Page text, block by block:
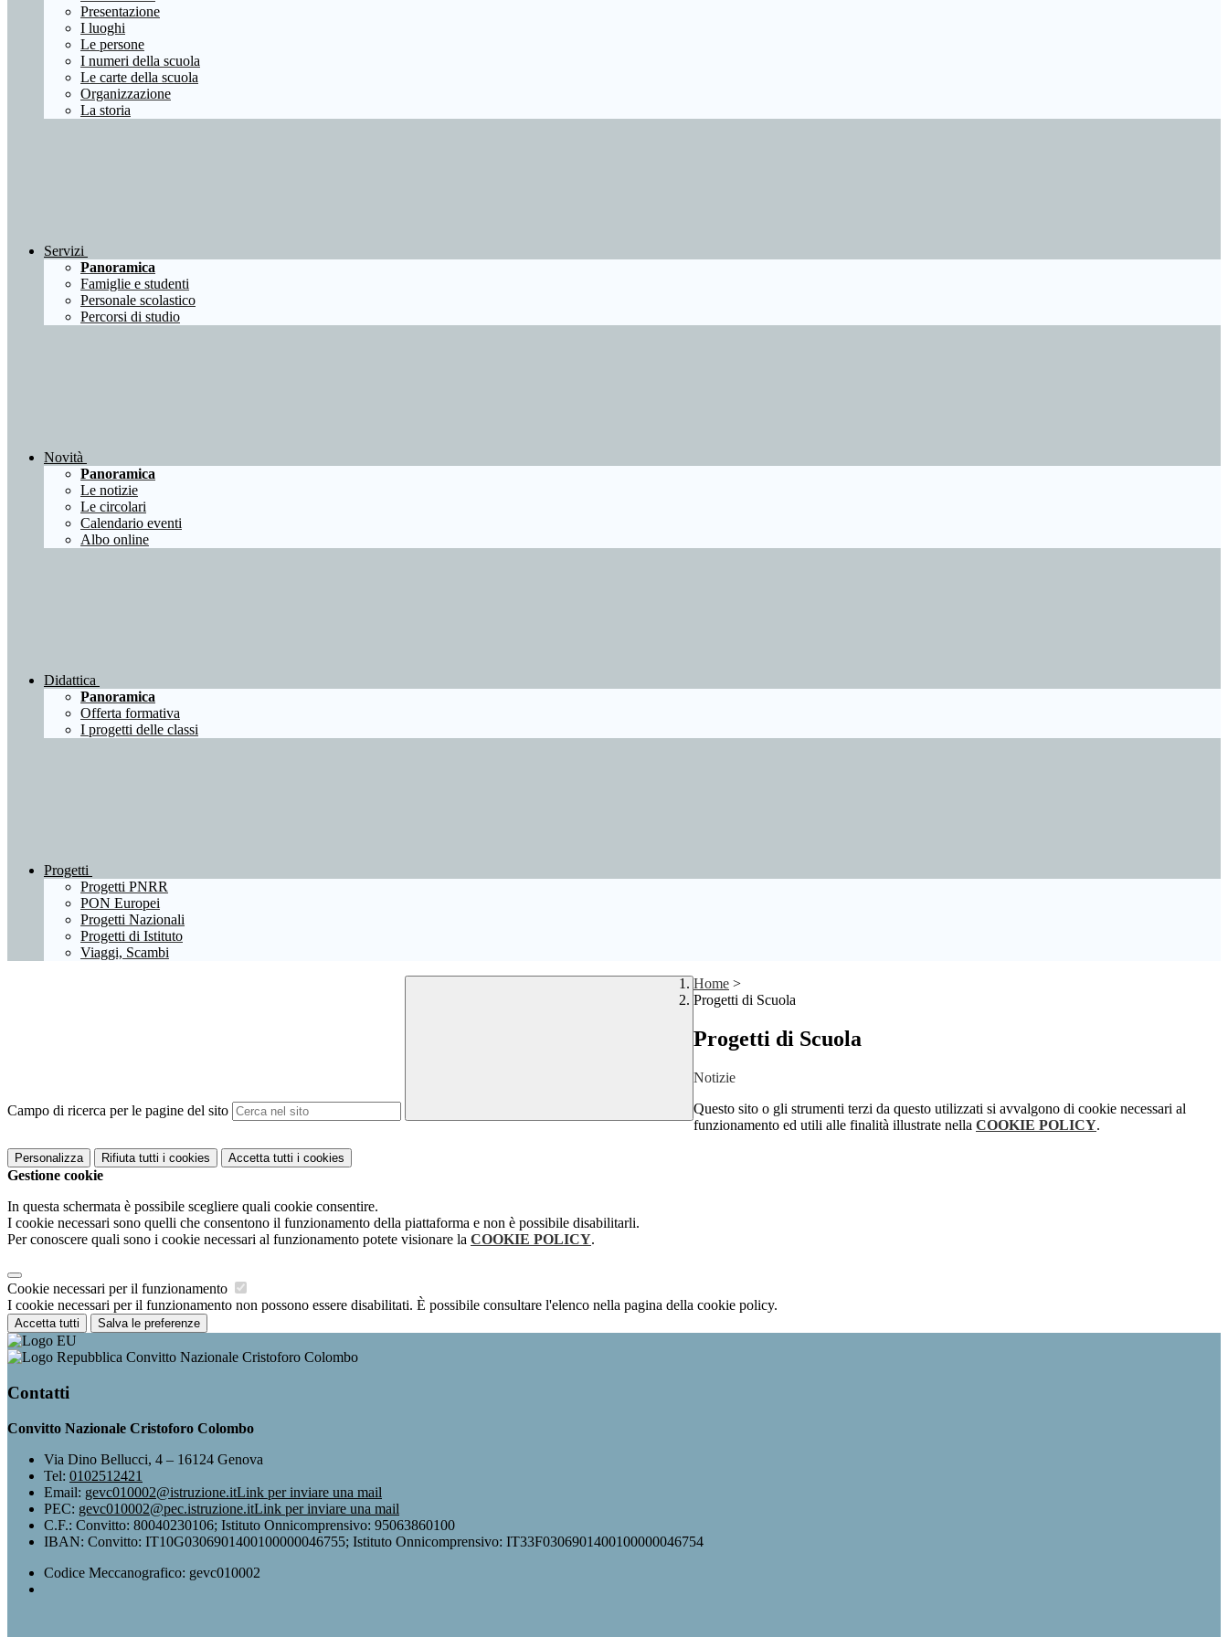
Presentazione
I luoghi
Le persone
I numeri della scuola
Le carte della scuola
Organizzazione
La storia
Servizi
Panoramica
Famiglie e studenti
Personale scolastico
Percorsi di studio
Novità
Panoramica
Le notizie
Le circolari
Calendario eventi
Albo online
Didattica
Panoramica
Offerta formativa
I progetti delle classi
Progetti
Progetti PNRR
PON Europei
Progetti Nazionali
Progetti di Istituto
Viaggi, Scambi
Campo di ricerca per le pagine del sito
Home >
Progetti di Scuola
Progetti di Scuola
Notizie
Questo sito o gli strumenti terzi da questo utilizzati si avvalgono di cookie necessari al
funzionamento ed utili alle finalità illustrate nella COOKIE POLICY.
Personalizza Rifiuta tutti i cookies Accetta tutti i cookies
Gestione cookie
In questa schermata è possibile scegliere quali cookie consentire.
I cookie necessari sono quelli che consentono il funzionamento della piattaforma e non è possibile disabilitarli.
Per conoscere quali sono i cookie necessari al funzionamento potete visionare la COOKIE POLICY.
Cookie necessari per il funzionamento
I cookie necessari per il funzionamento non possono essere disabilitati. È possibile consultare l'elenco nella pagina della cookie policy.
Accetta tutti Salva le preferenze
Convitto Nazionale Cristoforo Colombo
Contatti
Convitto Nazionale Cristoforo Colombo
Via Dino Bellucci, 4 – 16124 Genova
Tel: 0102512421
Email: gevc010002@istruzione.itLink per inviare una mail
PEC: gevc010002@pec.istruzione.itLink per inviare una mail
C.F.: Convitto: 80040230106; Istituto Onnicomprensivo: 95063860100
IBAN: Convitto: IT10G0306901400100000046755; Istituto Onnicomprensivo: IT33F0306901400100000046754
Codice Meccanografico: gevc010002